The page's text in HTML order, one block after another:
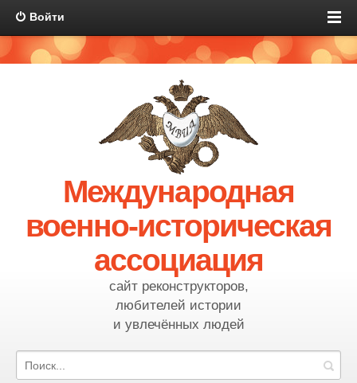
Войти
Международная
военно-историческая
ассоциация
сайт реконструкторов,
любителей истории
и увлечённых людей